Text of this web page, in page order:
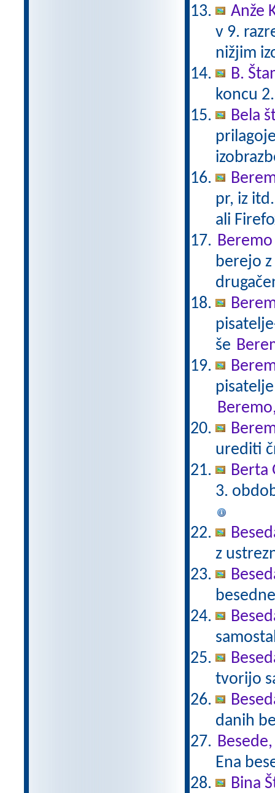
Anže
v 9.
nižjim
B.
koncu
Bela
pr, iz
ali
berejo
še
urediti
Berta
3.
z
tvorijo
danih
Ena
Bina